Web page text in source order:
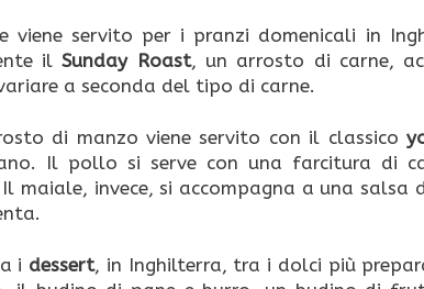
servito per i pranzi domenicali in
ilSunday Roast, un arrosto di carne,
a seconda del tipo di carne.
di manzo viene servito con il classico
Il pollo si serve con una farcitura di
maiale, invece, si accompagna a una salsa
i dessert, in Inghilterra, tra i dolci più